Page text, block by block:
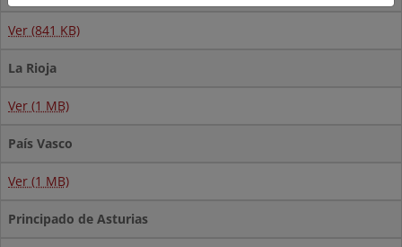
Ver (841 KB)
La Rioja
Ver (1 MB)
País Vasco
Ver (1 MB)
Principado de Asturias